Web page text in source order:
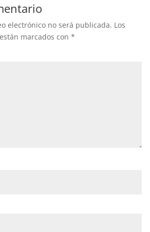
electrónico no será publicada. Los
marcados con *